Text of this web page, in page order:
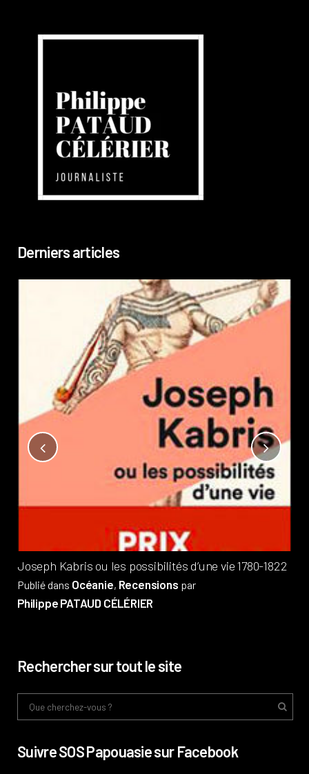
Derniers articles
Joseph Kabris ou les possibilités d’une vie 1780-1822
Publié dans Océanie, Recensions par
Philippe PATAUD CÉLÉRIER
Rechercher sur tout le site
Suivre SOS Papouasie sur Facebook